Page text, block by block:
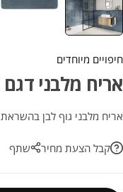
חיפויים מיוחדים
אריח מלבני דגם
אריח מלבני גוף לבן בהשראת
קבל הצעת מחיר שתף